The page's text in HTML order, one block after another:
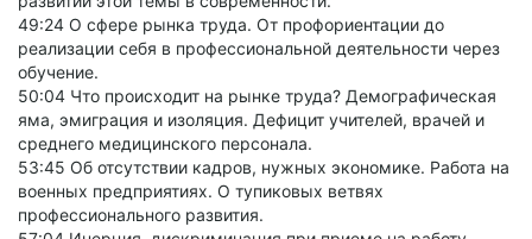
49:24 О сфере рынка труда. От профориентации до
реализации себя в профессиональной деятельности через
обучение.
50:04 Что происходит на рынке труда? Демографическая
яма, эмиграция и изоляция. Дефицит учителей, врачей и
среднего медицинского персонала.
53:45 Об отсутствии кадров, нужных экономике. Работа на
военных предприятиях. О тупиковых ветвях
профессионального развития.